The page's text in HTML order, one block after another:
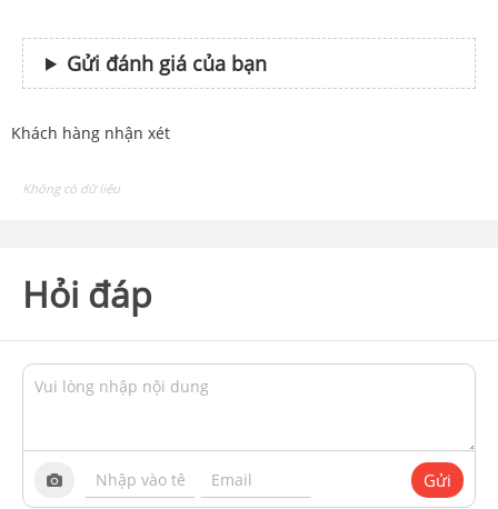
Gửi đánh giá của bạn
Khách hàng nhận xét
Không có dữ liệu
Hỏi đáp
Gửi